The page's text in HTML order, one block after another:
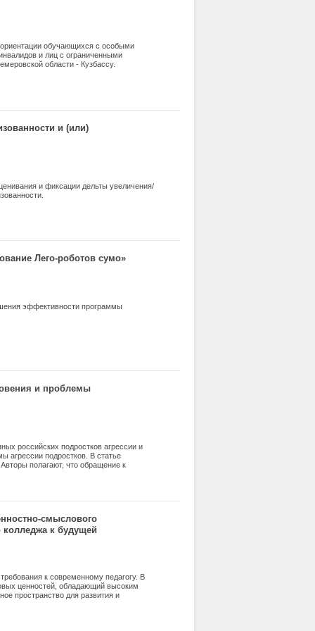
обучающихся с особыми
и лиц с ограниченными
области - Кузбассу.
обучающихся через
трудоустройство. В
следующие методы
результатов исследования.
и (или)
и фиксации дельты увеличения/
Лего-роботов сумо»
эффективности программы
и проблемы
российских подростков агрессии и
агрессии подростков. В статье
полагают, что обращение к
смыслового
колледжа к будущей
к современному педагогу. В
ценностей, обладающий высоким
пространство для развития и
учителя отражается в результатах